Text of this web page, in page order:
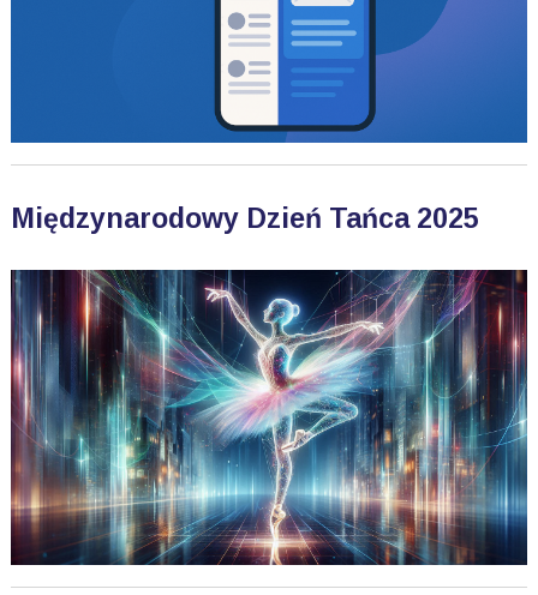
Międzynarodowy Dzień Tańca 2025